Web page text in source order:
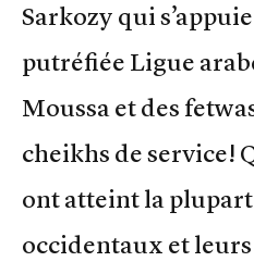
Sarkozy qui
putréfiée Ligue
Moussa et des
cheikhs de service!
ont atteint la
occidentaux et